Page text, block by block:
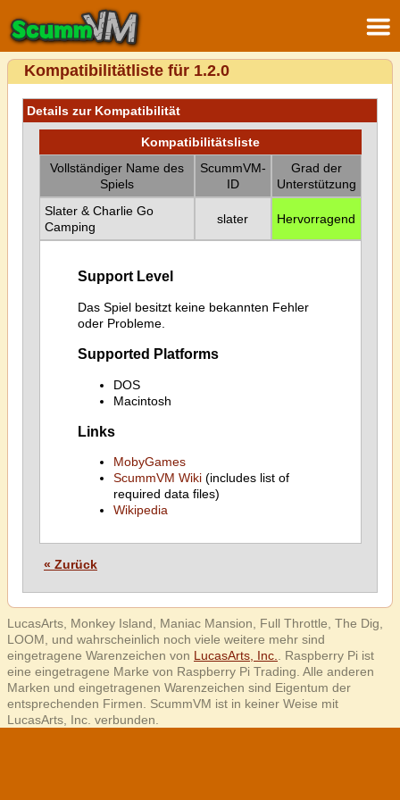
Kompatibilitätliste für 1.2.0
Details zur Kompatibilität
Kompatibilitätsliste
Vollständiger Name des
Spiels
ScummVM-
ID
Grad der
Unterstützung
Slater & Charlie Go
Camping
slater Hervorragend
Support Level
Das Spiel besitzt keine bekannten Fehler
oder Probleme.
Supported Platforms
DOS
Macintosh
Links
MobyGames
ScummVM Wiki(includes list of
required data files)
Wikipedia
« Zurück
LucasArts, Monkey Island, Maniac Mansion, Full Throttle, The Dig,
LOOM, und wahrscheinlich noch viele weitere mehr sind
eingetragene Warenzeichen von LucasArts, Inc.
. Raspberry Pi ist
eine eingetragene Marke von Raspberry Pi Trading. Alle anderen
Marken und eingetragenen Warenzeichen sind Eigentum der
entsprechenden Firmen. ScummVM ist in keiner Weise mit
LucasArts, Inc. verbunden.